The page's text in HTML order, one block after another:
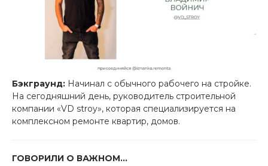
Бэкграунд: Начинал с обычного рабочего на стройке.
На сегодняшний день, руководитель строительной
компании «VD stroy», которая специализируется на
комплексном ремонте квартир, домов.
ГОВОРИЛИ О ВАЖНОМ…